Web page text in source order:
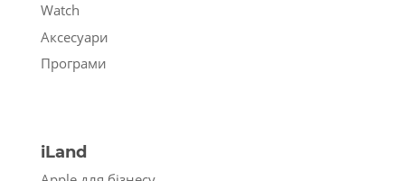
Watch
Аксесуари
Програми
iLand